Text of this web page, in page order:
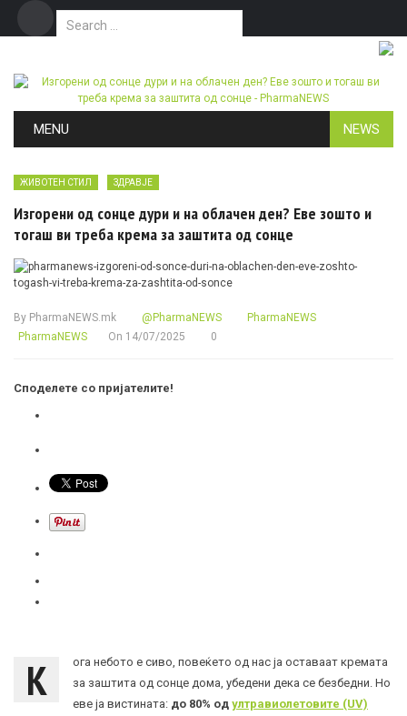
Search for:
MENU NEWS
ЖИВОТЕН СТИЛ ЗДРАВЈЕ
Изгорени од сонце дури и на облачен ден? Еве зошто и
тогаш ви треба крема за заштита од сонце
By PharmaNEWS.mk @PharmaNEWS
PharmaNEWS
PharmaNEWS
On 14/07/2025 0
Споделете со пријателите!
К
ога небото е сиво, повеќето од нас ја оставаат кремата
за заштита од сонце дома, убедени дека се безбедни. Но
еве ја вистината: до 80% од ултравиолетовите (UV)